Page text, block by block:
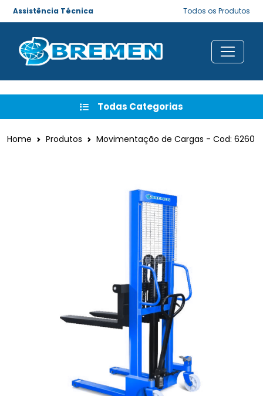
Assistência Técnica Todos os Produtos
Todas Categorias
Home Produtos Movimentação de Cargas - Cod: 6260